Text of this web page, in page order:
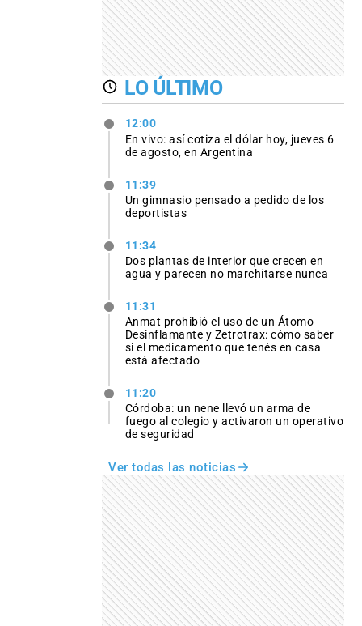
LO ÚLTIMO
12:00
En vivo: así cotiza el dólar hoy, jueves 6
de agosto, en Argentina
11:39
Un gimnasio pensado a pedido de los
deportistas
11:34
Dos plantas de interior que crecen en
agua y parecen no marchitarse nunca
11:31
Anmat prohibió el uso de un Átomo
Desinflamante y Zetrotrax: cómo saber
si el medicamento que tenés en casa
está afectado
11:20
Córdoba: un nene llevó un arma de
fuego al colegio y activaron un operativo
de seguridad
Ver todas las noticias